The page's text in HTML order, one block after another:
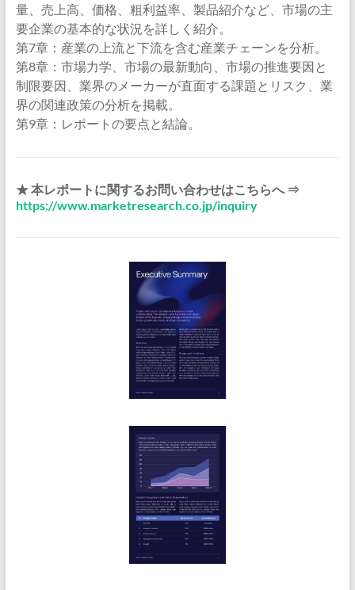
量、売上高、価格、粗利益率、製品紹介など、市場の主
要企業の基本的な状況を詳しく紹介。
第7章：産業の上流と下流を含む産業チェーンを分析。
第8章：市場力学、市場の最新動向、市場の推進要因と
制限要因、業界のメーカーが直面する課題とリスク、業
界の関連政策の分析を掲載。
第9章：レポートの要点と結論。
★ 本レポートに関するお問い合わせはこちらへ ⇒
https://www.marketresearch.co.jp/inquiry